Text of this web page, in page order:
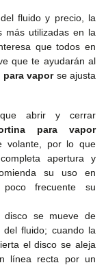
fluido y precio, la
utilizadas en la
que todos en
que te ayudarán al
vaporse ajusta
abrir y cerrar
para vapor
volante, por lo que
apertura y
su uso en
frecuente su
disco se mueve de
del fluido; cuando la
el disco se aleja
línea recta por un